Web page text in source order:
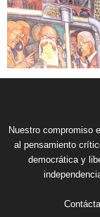
Nuestro compromiso
al pensamiento
democrática y